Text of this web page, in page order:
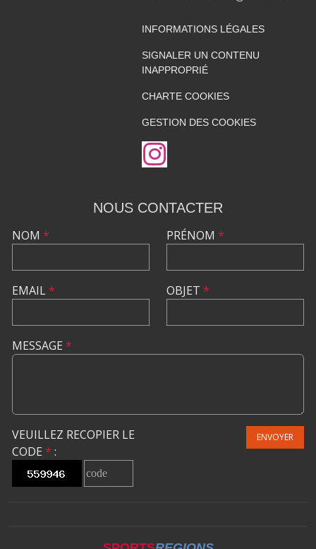
INFORMATIONS LÉGALES
SIGNALER UN CONTENU
INAPPROPRIÉ
CHARTE COOKIES
GESTION DES COOKIES
NOUS CONTACTER
NOM *
EMAIL*
PRÉNOM *
OBJET *
MESSAGE *
VEUILLEZ RECOPIER LE
CODE * :
ENVOYER